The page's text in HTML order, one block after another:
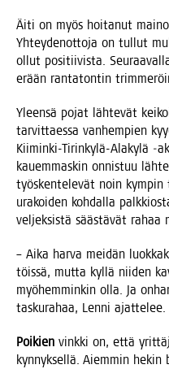
Äiti on myös hoi­ta­nut
Yhtey­den­ot­to­ja on tul­lut
ollut posi­tii­vis­ta.
erään ran­ta­ton­tin
Yleen­sä pojat läh­te­vät
tar­vit­taes­sa van­hem­pien
Kii­min­ki-Tirin­ky­lä-Ala­ky­lä
kau­em­mas­kin onnis­tuu
työs­ken­te­le­vät noin
ura­koi­den koh­dal­la
vel­jek­sis­tä sääs­tä­vät rahaa
– Aika har­va mei­dän
töis­sä, mut­ta kyl­lä nii­den
myö­hem­min­kin olla. Ja
tas­ku­ra­haa, Len­ni ajattelee.
Poi­kien vink­ki on, että
kyn­nyk­sel­lä. Aiem­min